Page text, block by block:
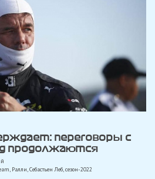
переговоры с
продолжаются
, Ралли,Себастьен Леб,сезон-2022